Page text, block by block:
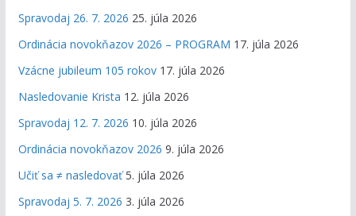
Spravodaj 26. 7. 2026 25. júla 2026
Ordinácia novokňazov 2026 – PROGRAM 17. júla 2026
Vzácne jubileum 105 rokov 17. júla 2026
Nasledovanie Krista 12. júla 2026
Spravodaj 12. 7. 2026 10. júla 2026
Ordinácia novokňazov 2026 9. júla 2026
Učiť sa ≠ nasledovať 5. júla 2026
Spravodaj 5. 7. 2026 3. júla 2026